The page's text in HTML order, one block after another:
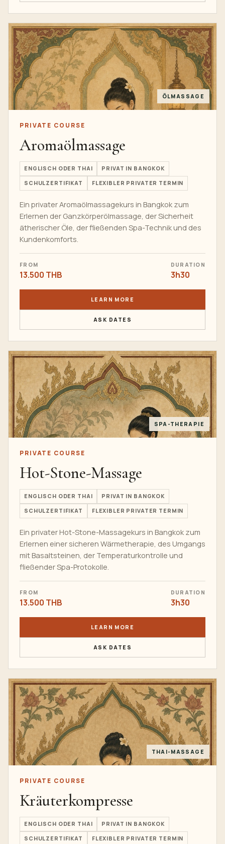
ÖLMASSAGE
PRIVATE COURSE
Aromaölmassage
ENGLISCH ODER THAI PRIVAT IN BANGKOK
SCHULZERTIFIKAT FLEXIBLER PRIVATER TERMIN
Ein privater Aromaölmassagekurs in Bangkok zum
Erlernen der Ganzkörperölmassage, der Sicherheit
ätherischer Öle, der fließenden Spa-Technik und des
Kundenkomforts.
FROM
13.500 THB
DURATION
3h30
LEARN MORE
ASK DATES
SPA-THERAPIE
PRIVATE COURSE
Hot-Stone-Massage
ENGLISCH ODER THAI PRIVAT IN BANGKOK
SCHULZERTIFIKAT FLEXIBLER PRIVATER TERMIN
Ein privater Hot-Stone-Massagekurs in Bangkok zum
Erlernen einer sicheren Wärmetherapie, des Umgangs
mit Basaltsteinen, der Temperaturkontrolle und
fließender Spa-Protokolle.
FROM
13.500 THB
DURATION
3h30
LEARN MORE
ASK DATES
THAI-MASSAGE
PRIVATE COURSE
Kräuterkompresse
ENGLISCH ODER THAI PRIVAT IN BANGKOK
SCHULZERTIFIKAT FLEXIBLER PRIVATER TERMIN